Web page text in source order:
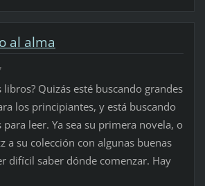
al alma
libros? Quizás esté buscando grandes
los principiantes, y está buscando
leer. Ya sea su primera novela, o
a su colección con algunas buenas
difícil saber dónde comenzar. Hay